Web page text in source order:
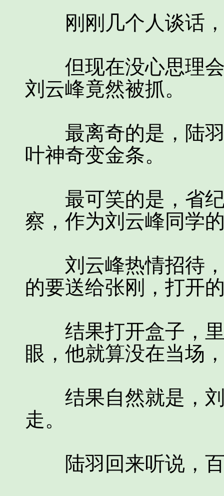
刚刚几个人谈话，
但现在没心思理会
刘云峰竟然被抓。
最离奇的是，陆羽
叶神奇变金条。
最可笑的是，省纪
察，作为刘云峰同学
刘云峰热情招待，
的要送给张刚，打开
结果打开盒子，里
眼，他就算没在当场
结果自然就是，刘
走。
陆羽回来听说，百